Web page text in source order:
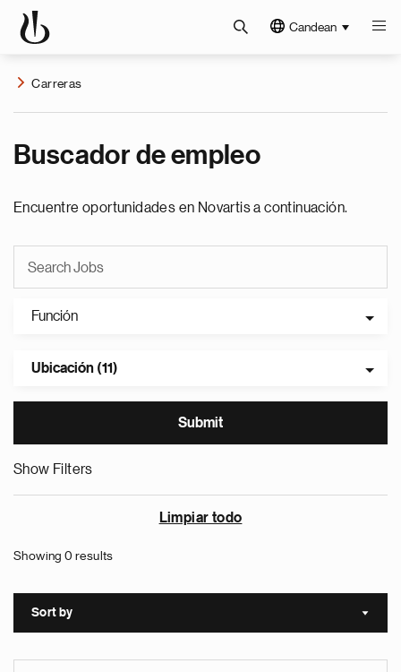
Candean
Carreras
Buscador de empleo
Encuentre oportunidades en Novartis a continuación.
Función
Ubicación (11)
Show Filters
Limpiar todo
Showing 0 results
Sort by Sort